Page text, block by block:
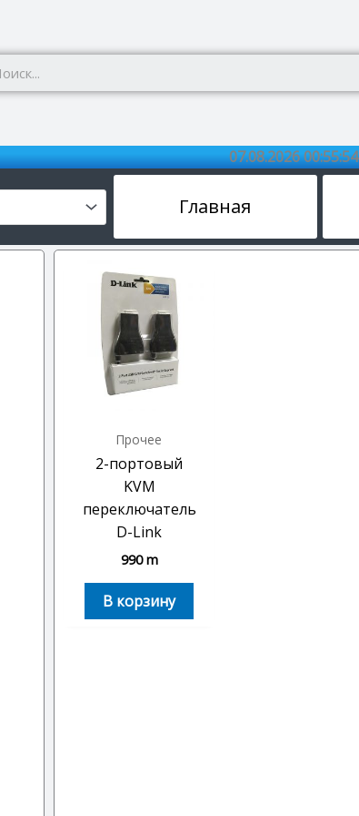
07.08.2026 00:55:55
Главная
Прочее
2-портовый
KVM
переключатель
D-Link
990m
В корзину